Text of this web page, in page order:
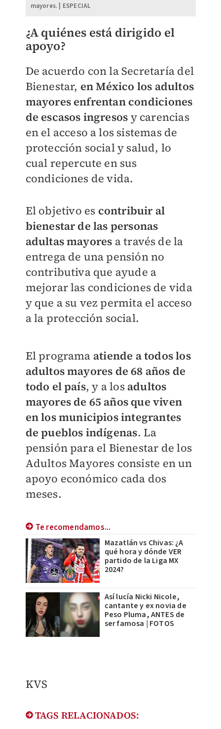
mayores. | ESPECIAL
¿A quiénes está dirigido el
apoyo?
De acuerdo con la Secretaría del
Bienestar, en México los adultos
mayores enfrentan condiciones
de escasos ingresos y carencias
en el acceso a los sistemas de
protección social y salud, lo
cual repercute en sus
condiciones de vida.
El objetivo es contribuir al
bienestar de las personas
adultas mayores a través de la
entrega de una pensión no
contributiva que ayude a
mejorar las condiciones de vida
y que a su vez permita el acceso
a la protección social.
El programa atiende a todos los
adultos mayores de 68 años de
todo el país, y a losadultos
mayores de 65 años que viven
en los municipios integrantes
de pueblos indígenas. La
pensión para el Bienestar de los
Adultos Mayores consiste en un
apoyo económico cada dos
meses.
Te recomendamos...
Mazatlán vs Chivas: ¿A
qué hora y dónde VER
partido de la Liga MX
2024?
Así lucía Nicki Nicole,
cantante y ex novia de
Peso Pluma, ANTES de
ser famosa | FOTOS
KVS
TAGS RELACIONADOS: